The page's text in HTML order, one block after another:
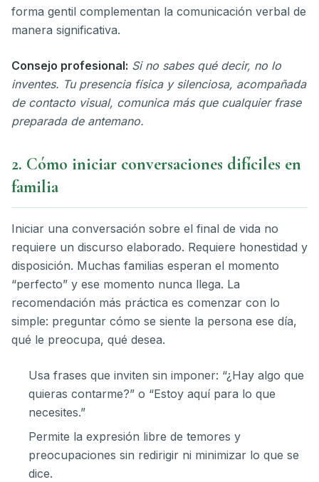
forma gentil complementan la comunicación verbal de
manera significativa.
Consejo profesional: Si no sabes qué decir, no lo
inventes. Tu presencia física y silenciosa, acompañada
de contacto visual, comunica más que cualquier frase
preparada de antemano.
2. Cómo iniciar conversaciones difíciles en
familia
Iniciar una conversación sobre el final de vida no
requiere un discurso elaborado. Requiere honestidad y
disposición. Muchas familias esperan el momento
“perfecto” y ese momento nunca llega. La
recomendación más práctica es comenzar con lo
simple: preguntar cómo se siente la persona ese día,
qué le preocupa, qué desea.
Usa frases que inviten sin imponer: “¿Hay algo que
quieras contarme?” o “Estoy aquí para lo que
necesites.”
Permite la expresión libre de temores y
preocupaciones sin redirigir ni minimizar lo que se
dice.